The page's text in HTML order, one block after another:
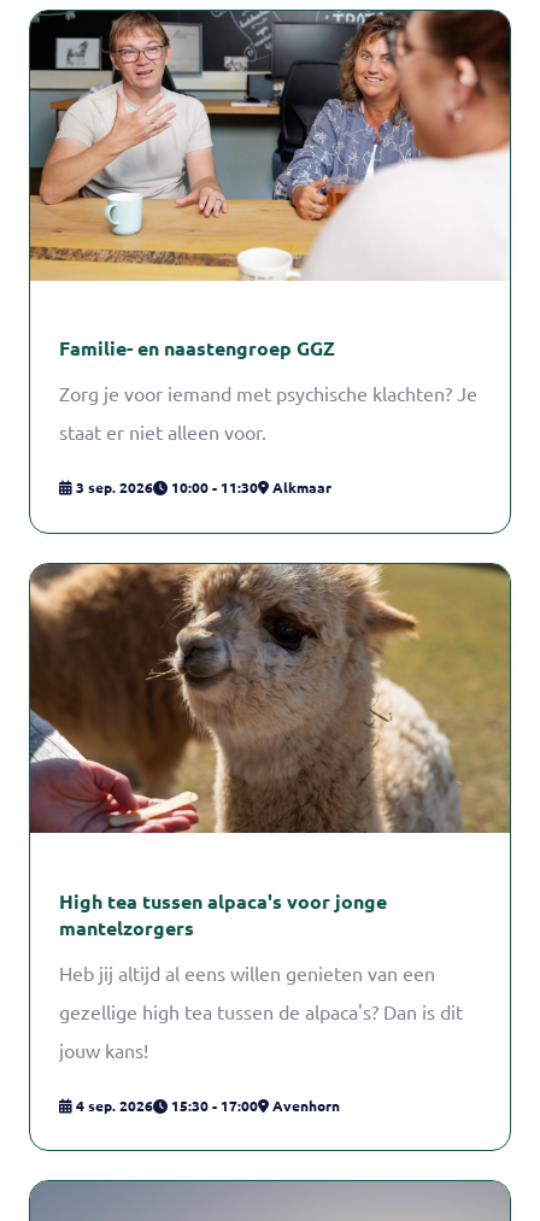
Familie- en naastengroep GGZ
Zorg je voor iemand met psychische klachten? Je
staat er niet alleen voor.
3 sep. 2026 10:00 - 11:30 Alkmaar
High tea tussen alpaca's voor jonge
mantelzorgers
Heb jij altijd al eens willen genieten van een
gezellige high tea tussen de alpaca's? Dan is dit
jouw kans!
4 sep. 2026 15:30 - 17:00 Avenhorn